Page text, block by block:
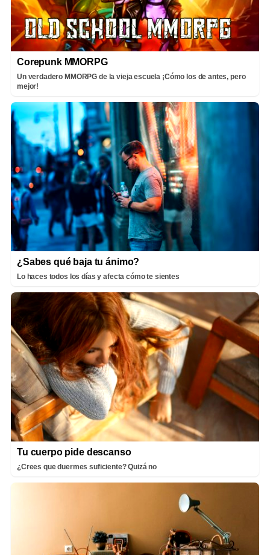
Corepunk MMORPG
Un verdadero MMORPG de la vieja escuela ¡Cómo los de antes, pero
mejor!
¿Sabes qué baja tu ánimo?
Lo haces todos los días y afecta cómo te sientes
Tu cuerpo pide descanso
¿Crees que duermes suficiente? Quizá no